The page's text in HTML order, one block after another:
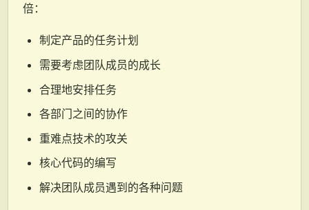
倍：
制定产品的任务计划
需要考虑团队成员的成长
合理地安排任务
各部门之间的协作
重难点技术的攻关
核心代码的编写
解决团队成员遇到的各种问题